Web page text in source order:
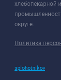
хлебопекарной
округе.
Политика
splohotnikov